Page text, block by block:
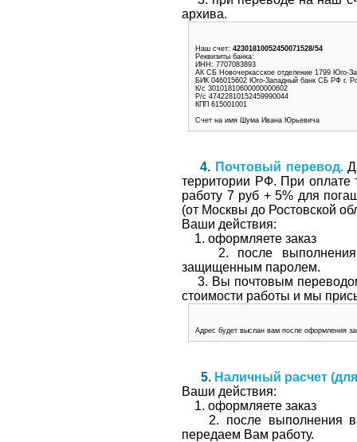
архива.
Наш счет: 42301810052450071528/54
Реквизиты банка:
ИНН: 7707083893
АК СБ Новочеркасское отделение 1799 Юго-
БИК 046015602 Юго-Западный банк СБ РФ г.
К/с 30101810600000000602
Р/с 47422810152459990044
КПП 615001001
Счет на имя Шума Ивана Юрьевича
4. Почтовый перевод.
территории РФ. При оплате
работу 7 руб + 5% для
(от Москвы до Ростовской
Ваши действия:
1. оформляете заказ
2. после выполнения
защищенным паролем.
3. Вы почтовым переводом
стоимости работы и мы
Адрес будет выслан вам после оформления
5. Наличный расчет
Ваши действия:
1. оформляете заказ
2. после выполнения
передаем Вам работу.